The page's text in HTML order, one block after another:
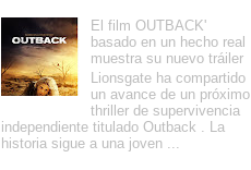
El film OUTBACK'
basado en un hecho real
muestra su nuevo tráiler
Lionsgate ha compartido
un avance de un próximo
thriller de supervivencia
independiente titulado Outback . La
historia sigue a una joven ...